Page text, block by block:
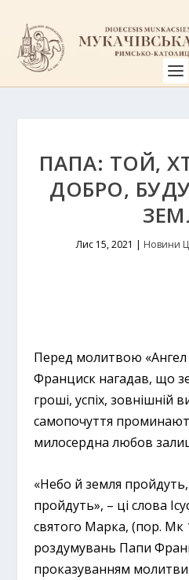
ПАПА: ТОЙ,
ДОБРО,
Лис 15, 2021 | Новини
Перед молитвою «Ангел
Франциск нагадав, що
гроші, успіх, зовнішній
самопочуття
милосердна любов
«Небо й земля
пройдуть», – ці слова
святого Марка, (пор. Мк
роздумувань Папи
проказуванням молитви